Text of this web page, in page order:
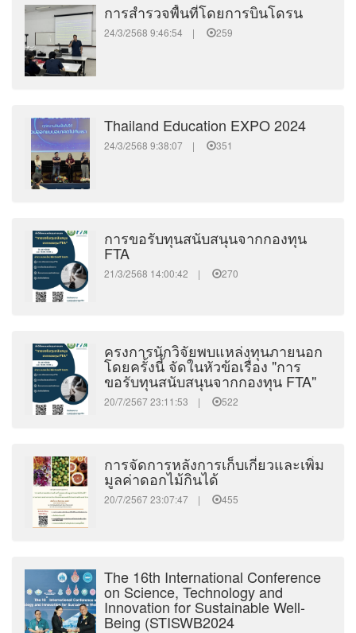
การสำรวจพื้นที่โดยการบินโดรน
24/3/2568 9:46:54 | 259
Thailand Education EXPO 2024
24/3/2568 9:38:07 | 351
การขอรับทุนสนับสนุนจากกองทุน
FTA
21/3/2568 14:00:42 | 270
ครงการนักวิจัยพบแหล่งทุนภายนอก
โดยครั้งนี้ จัดในหัวข้อเรื่อง "การ
ขอรับทุนสนับสนุนจากกองทุน FTA"
20/7/2567 23:11:53 | 522
การจัดการหลังการเก็บเกี่ยวและเพิ่ม
มูลค่าดอกไม้กินได้
20/7/2567 23:07:47 | 455
The 16th International Conference
on Science, Technology and
Innovation for Sustainable Well-
Being (STISWB2024